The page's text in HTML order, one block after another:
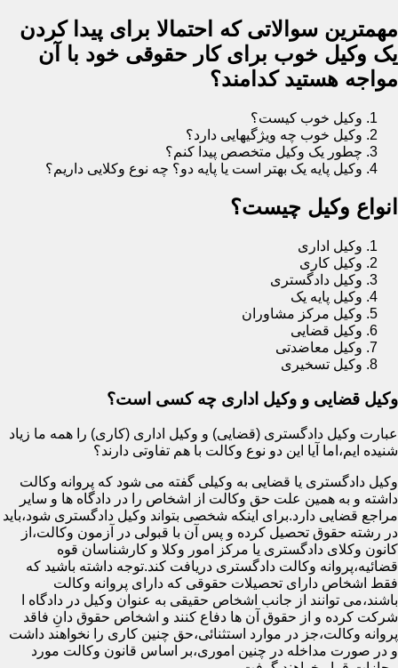
مهمترین سوالاتی که احتمالا برای پیدا کردن
یک وکیل خوب برای کار حقوقی خود با آن
مواجه هستید کدامند؟
وکیل خوب کیست؟
وکیل خوب چه ویژگیهایی دارد؟
چطور یک وکیل متخصص پیدا کنم؟
وکیل پایه یک بهتر است یا پایه دو؟ چه نوع وکلایی داریم؟
انواع وکیل چیست؟
وکیل اداری
وکیل کاری
وکیل دادگستری
وکیل پایه یک
وکیل مرکز مشاوران
وکیل قضایی
وکیل معاضدتی
وکیل تسخیری
وکیل قضایی و وکیل اداری چه کسی است؟
عبارت وکیل دادگستری (قضایی) و وکیل اداری (کاری) را همه ما زیاد
شنیده ایم،اما آیا این دو نوع وکالت با هم تفاوتی دارند؟
وکیل دادگستری یا قضایی به وکیلی گفته می شود که پروانه وکالت
داشته و به همین علت حق وکالت از اشخاص را در دادگاه ها و سایر
مراجع قضایی دارد.برای اینکه شخصی بتواند وکیل دادگستری شود،باید
در رشته حقوق تحصیل کرده و پس آن با قبولی در آزمون وکالت،از
کانون وکلای دادگستری یا مرکز امور وکلا و کارشناسان قوه
قضائیه،پروانه وکالت دادگستری دریافت کند.توجه داشته باشید که
فقط اشخاص دارای تحصیلات حقوقی که دارای پروانه وکالت
باشند،می توانند از جانب اشخاص حقیقی به عنوان وکیل در دادگاه ا
شرکت کرده و از حقوق آن ها دفاع کنند و اشخاص حقوق دانِ فاقد
پروانه وکالت،جز در موارد استثنائی،حق چنین کاری را نخواهند داشت
و در صورت مداخله در چنین اموری،بر اساس قانون وکالت مورد